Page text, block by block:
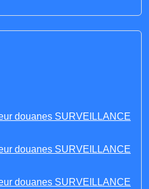
douanes SURVEILLANCE
douanes SURVEILLANCE
douanes SURVEILLANCE